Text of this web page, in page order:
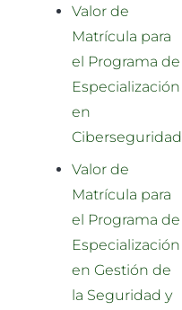
Valor de
Matrícula para
el Programa de
Especialización
en
Ciberseguridad
Valor de
Matrícula para
el Programa de
Especialización
en Gestión de
la Seguridad y